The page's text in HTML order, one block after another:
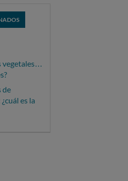
vegetales…
de
es la